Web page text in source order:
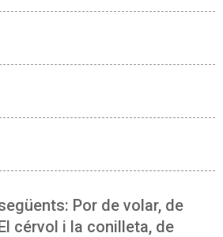
Por de volar, de
cérvol i la conilleta, de